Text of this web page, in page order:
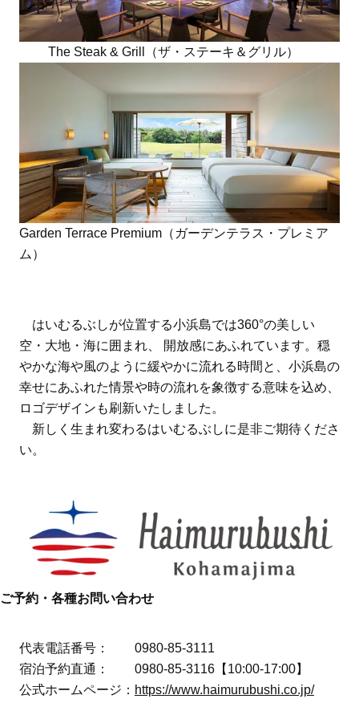
The Steak & Grill（ザ・ステーキ＆グリル）
Garden Terrace Premium（ガーデンテラス・プレミア
ム）
はいむるぶしが位置する小浜島では360°の美しい
空・大地・海に囲まれ、 開放感にあふれています。穏
やかな海や風のように緩やかに流れる時間と、小浜島の
幸せにあふれた情景や時の流れを象徴する意味を込め、
ロゴデザインも刷新いたしました。
新しく生まれ変わるはいむるぶしに是非ご期待くださ
い。
ご予約・各種お問い合わせ
代表電話番号： 0980-85-3111
宿泊予約直通： 0980-85-3116【10:00-17:00】
公式ホームページ： https://www.haimurubushi.co.jp/